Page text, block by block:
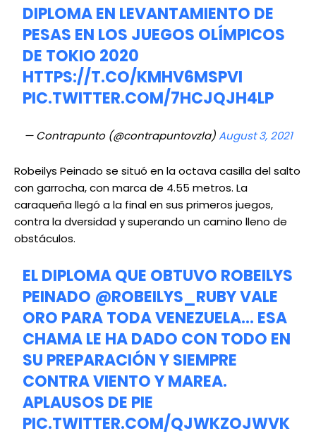
DIPLOMA EN LEVANTAMIENTO DE
PESAS EN LOS JUEGOS OLÍMPICOS
DE TOKIO 2020
HTTPS://T.CO/KMHV6MSPVI
PIC.TWITTER.COM/7HCJQJH4LP
— Contrapunto (@contrapuntovzla)August 3, 2021
Robeilys Peinado se situó en la octava casilla del salto
con garrocha, con marca de 4.55 metros. La
caraqueña llegó a la final en sus primeros juegos,
contra la dversidad y superando un camino lleno de
obstáculos.
EL DIPLOMA QUE OBTUVO ROBEILYS
PEINADO @ROBEILYS_RUBYVALE
ORO PARA TODA VENEZUELA… ESA
CHAMA LE HA DADO CON TODO EN
SU PREPARACIÓN Y SIEMPRE
CONTRA VIENTO Y MAREA.
APLAUSOS DE PIE
PIC.TWITTER.COM/QJWKZOJWVK